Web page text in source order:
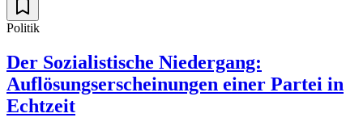
Politik
Der Sozialistische Niedergang:
Auflösungserscheinungen einer Partei in
Echtzeit